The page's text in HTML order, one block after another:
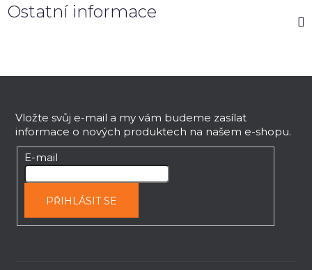
Ostatní informace
Vložte svůj e-mail a my vám budeme zasílat
informace o nových produktech na našem e-shopu.
E-mail
PŘIHLÁSIT SE